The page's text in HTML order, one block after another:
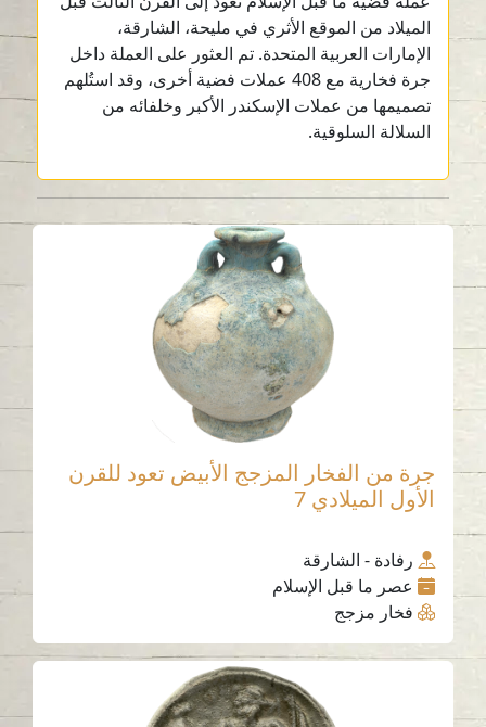
الميلاد من الموقع الأثري في مليحة، الشارقة،
الإمارات العربية المتحدة. تم العثور على العملة داخل
جرة فخارية مع 408 عملات فضية أخرى، وقد استُلهم
تصميمها من عملات الإسكندر الأكبر وخلفائه من
السلالة السلوقية.
جرة من الفخار المزجج الأبيض تعود للقرن
الأول الميلادي 7
رفادة - الشارقة
عصر ما قبل الإسلام
فخار مزجج